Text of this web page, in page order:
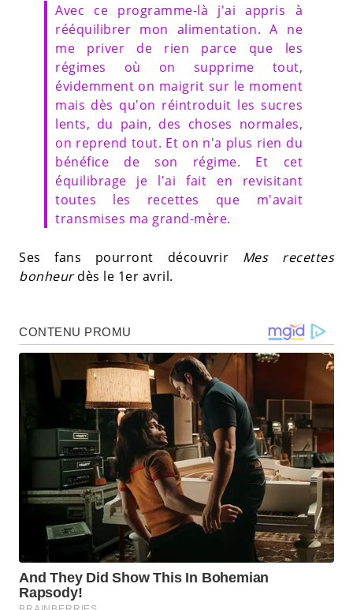
Avec ce programme-là j'ai appris à
rééquilibrer mon alimentation. A ne
me priver de rien parce que les
régimes où on supprime tout,
évidemment on maigrit sur le moment
mais dès qu'on réintroduit les sucres
lents, du pain, des choses normales,
on reprend tout. Et on n'a plus rien du
bénéfice de son régime. Et cet
équilibrage je l'ai fait en revisitant
toutes les recettes que m'avait
transmises ma grand-mère.
Ses fans pourront découvrir Mes recettes
bonheurdès le 1er avril.